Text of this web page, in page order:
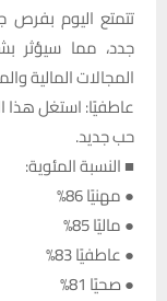
تتمتع اليوم
جدد، مما سيؤثر
المجالات المالية
عاطفيًا: استغل هذا
حب جديد.
■ النسبة المئوية:
● مهنيًا 86%
● ماليًا 85%
● عاطفيًا 83%
● صحيًا 81%